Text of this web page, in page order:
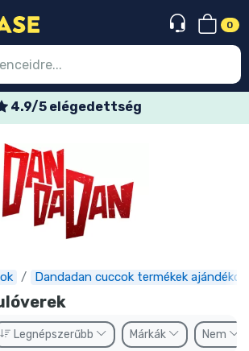
0
4.9/5 elégedettség
Dandadan cuccok termékek ajándékok
Legnépszerűbb Márkák Nem
cuccok